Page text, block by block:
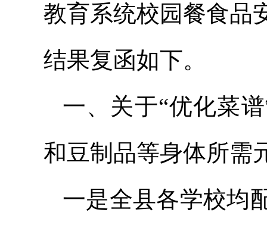
教育系统校园餐食品
结果复函如下。
一、关于“优化菜
和豆制品等身体所需
一是全县各学校均